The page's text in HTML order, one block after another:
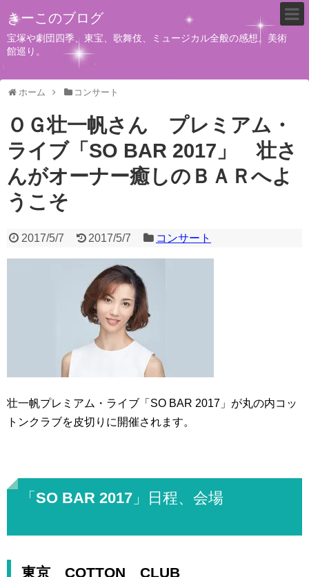
きーこのブログ
宝塚や劇団四季、東宝、歌舞伎、ミュージカル全般の感想。美術
館巡り。
ホーム コンサート
ＯＧ壮一帆さん プレミアム・
ライブ「SO BAR 2017」 壮さ
んがオーナー癒しのＢＡＲへよ
うこそ
2017/5/7 2017/5/7 コンサート
壮一帆プレミアム・ライブ「SO BAR 2017」が丸の内コッ
トンクラブを皮切りに開催されます。
「SO BAR 2017」日程、会場
東京 COTTON CLUB